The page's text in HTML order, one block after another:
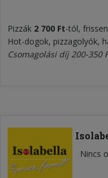
Pizzák 2 700 Ft-tól,
Hot-dogok, pizzagolyók,
Csomagolási díj 200-350
Nincs